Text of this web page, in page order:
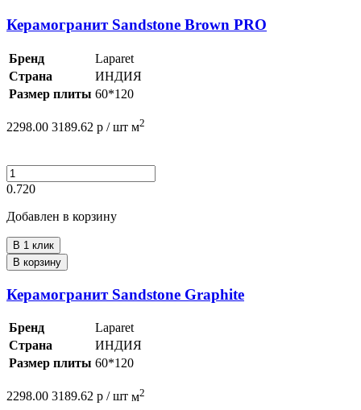
Керамогранит Sandstone Brown PRO
Бренд
Laparet
Страна
ИНДИЯ
Размер плиты 60*120
2298.00 3189.62 р / шт м2
0.720
Добавлен в корзину
В 1 клик
В корзину
Керамогранит Sandstone Graphite
Бренд
Laparet
Страна
ИНДИЯ
Размер плиты 60*120
2298.00 3189.62 р / шт м2